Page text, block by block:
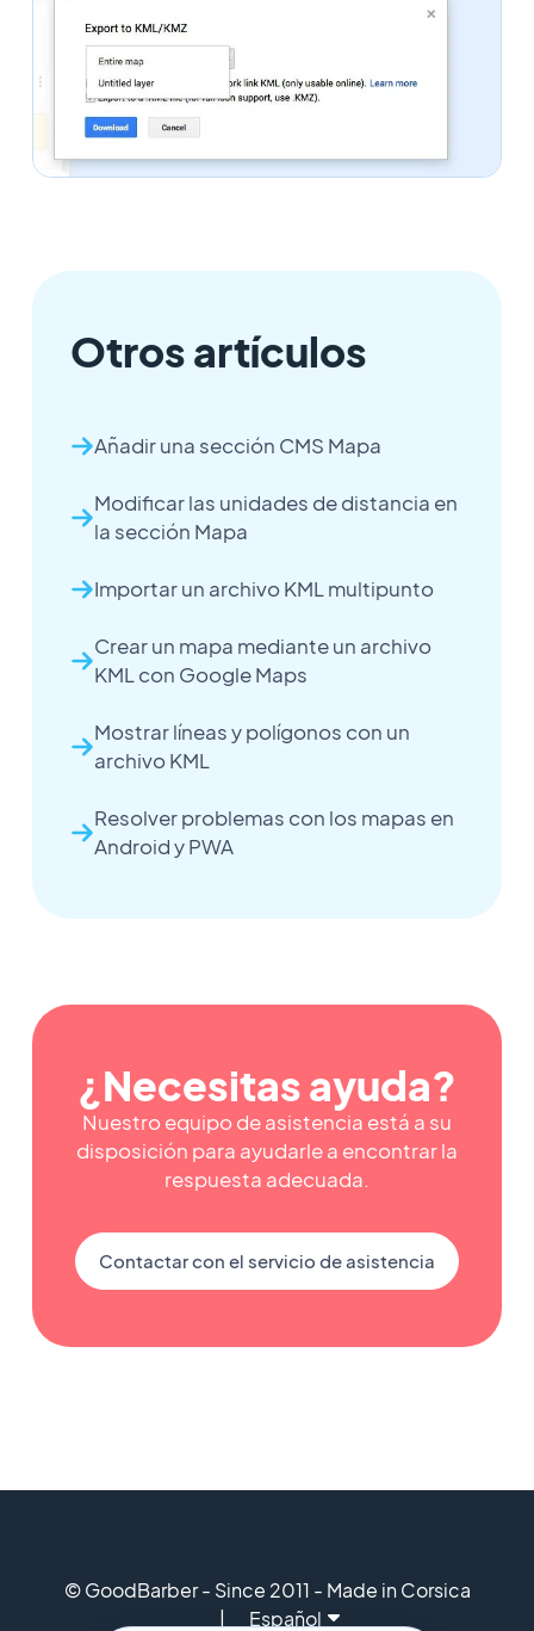
Otros artículos
Añadir una sección CMS Mapa
Modificar las unidades de distancia en
la sección Mapa
Importar un archivo KML multipunto
Crear un mapa mediante un archivo
KML con Google Maps
Mostrar líneas y polígonos con un
archivo KML
Resolver problemas con los mapas en
Android y PWA
¿Necesitas ayuda?
Nuestro equipo de asistencia está a su
disposición para ayudarle a encontrar la
respuesta adecuada.
Contactar con el servicio de asistencia
© GoodBarber - Since 2011 - Made in Corsica
Español